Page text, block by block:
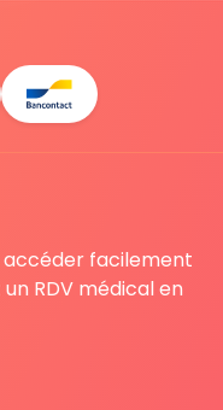
facilement
RDV médical en